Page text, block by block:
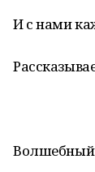
И с нами
Волшебный